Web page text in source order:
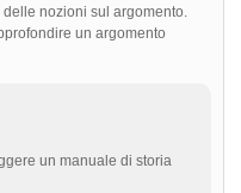
nozioni sul argomento.
un argomento
un manuale di storia